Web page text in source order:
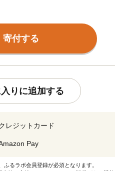
寄付する
りに追加する
レジットカード
Pay
るラボ会員登録が必須となります。